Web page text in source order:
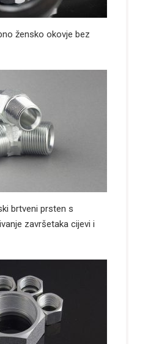
žensko okovje bez
brtveni prsten s
završetaka cijevi i